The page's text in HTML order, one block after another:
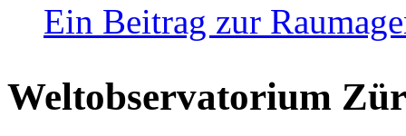
Ein Beitrag zur
Weltobservatorium